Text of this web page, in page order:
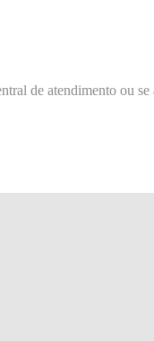
de atendimento ou